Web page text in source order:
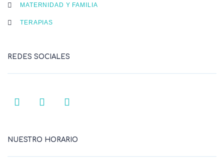
MATERNIDAD Y FAMILIA
TERAPIAS
REDES SOCIALES
NUESTRO HORARIO